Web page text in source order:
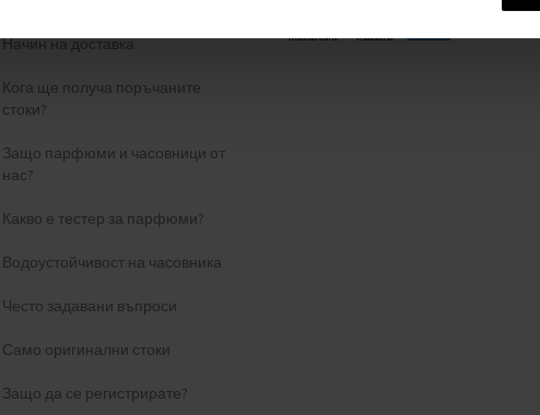
Начин на доставка
Кога ще получа поръчаните
стоки?
Защо парфюми и часовници от
нас?
Какво е тестер за парфюми?
Водоустойчивост на часовника
Често задавани въпроси
Само оригинални стоки
Защо да се регистрирате?